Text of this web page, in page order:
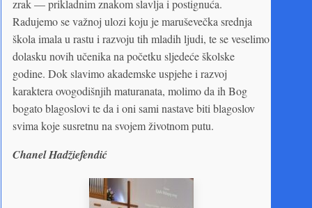
zrak — prikladnim znakom slavlja i postignuća.
Radujemo se važnoj ulozi koju je maruševečka srednja
škola imala u rastu i razvoju tih mladih ljudi, te se veselimo
dolasku novih učenika na početku sljedeće školske
godine. Dok slavimo akademske uspjehe i razvoj
karaktera ovogodišnjih maturanata, molimo da ih Bog
bogato blagoslovi te da i oni sami nastave biti blagoslov
svima koje susretnu na svojem životnom putu.
Chanel Hadžiefendić